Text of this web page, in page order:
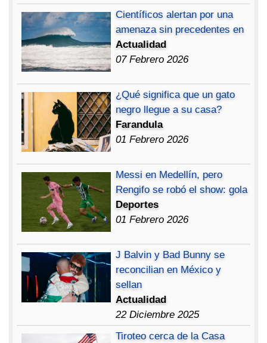
Científicos alertan por una
amenaza sin precedentes en
Actualidad
07 Febrero 2026
¿Qué significa que un gato
negro llegue a su casa?
Farandula
01 Febrero 2026
Messi en Medellín, pero
Rengifo se robó el show: gola
Deportes
01 Febrero 2026
J Balvin y Bad Bunny se
reconcilian en México y
sellan
Actualidad
22 Diciembre 2025
Tiroteo cerca de la Casa